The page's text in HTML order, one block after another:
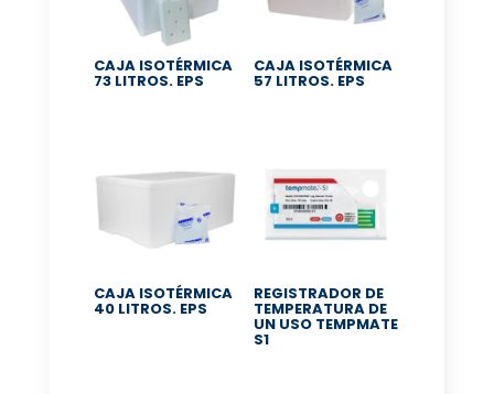
CAJA ISOTÉRMICA
73 LITROS. EPS
CAJA ISOTÉRMICA
57 LITROS. EPS
CAJA ISOTÉRMICA
40 LITROS. EPS
REGISTRADOR DE
TEMPERATURA DE
UN USO TEMPMATE
S1